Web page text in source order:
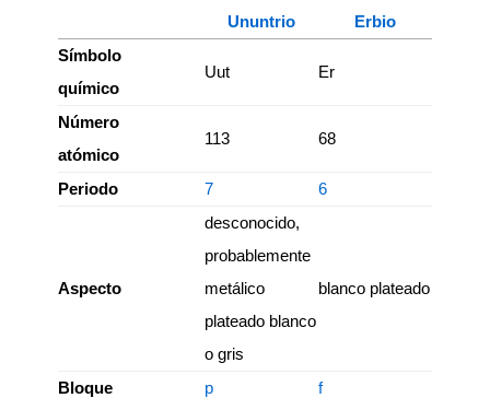
Ununtrio
Erbio
Símbolo
químico
Uut Er
Número
atómico
113 68
Periodo 7 6
Aspecto
desconocido,
probablemente
metálico
plateado blanco
o gris
blanco plateado
Bloque p f